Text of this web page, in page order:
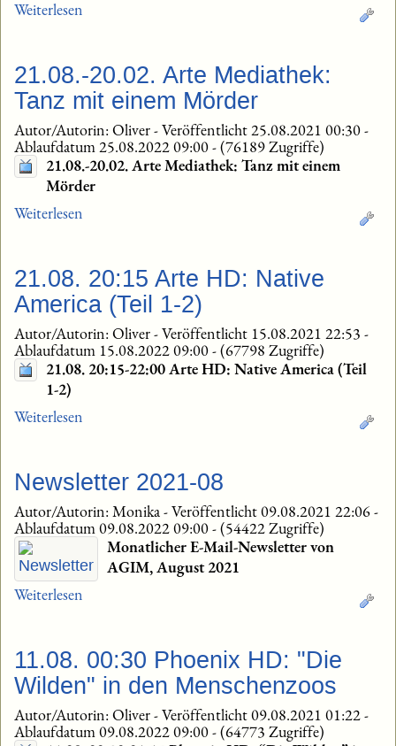
Weiterlesen
21.08.-20.02. Arte Mediathek:
Tanz mit einem Mörder
Autor/Autorin: Oliver-Veröffentlicht 25.08.2021 00:30-
Ablaufdatum 25.08.2022 09:00-(76189 Zugriffe)
21.08.-20.02. Arte Mediathek: Tanz mit einem
Mörder
Weiterlesen
21.08. 20:15 Arte HD: Native
America (Teil 1-2)
Autor/Autorin: Oliver-Veröffentlicht 15.08.2021 22:53 -
Ablaufdatum 15.08.2022 09:00-(67798 Zugriffe)
21.08. 20:15-22:00 Arte HD: Native America (Teil
1-2)
Weiterlesen
Newsletter 2021-08
Autor/Autorin: Monika-Veröffentlicht 09.08.2021 22:06-
Ablaufdatum 09.08.2022 09:00-(54422 Zugriffe)
Monatlicher E-Mail-Newsletter von
AGIM, August 2021
Weiterlesen
11.08. 00:30 Phoenix HD: "Die
Wilden" in den Menschenzoos
Autor/Autorin: Oliver-Veröffentlicht 09.08.2021 01:22-
Ablaufdatum 09.08.2022 09:00-(64773 Zugriffe)